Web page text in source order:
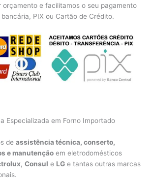
orçamento e facilitamos o seu pagamento
PIX ou Cartão de Crédito.
Especializada em Forno Importado
de assistência técnica, conserto,
e manutenção em eletrodomésticos
, Consul e LG e tantas outras marcas